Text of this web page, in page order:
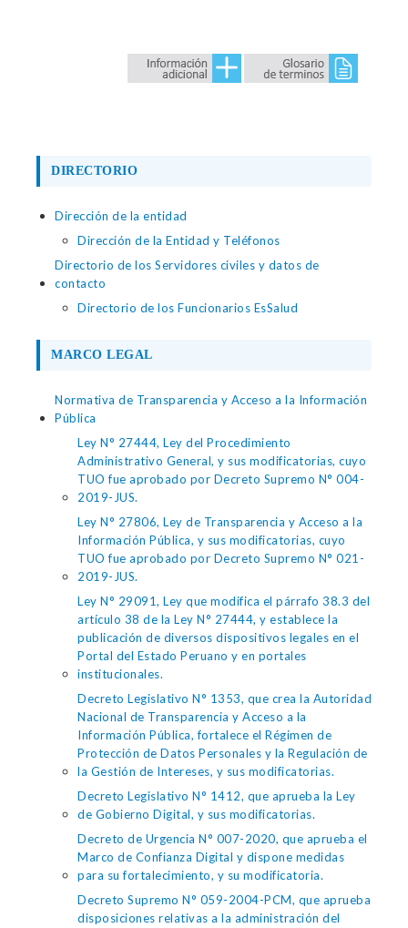
DIRECTORIO
Dirección de la entidad
Dirección de la Entidad y Teléfonos
Directorio de los Servidores civiles y datos de
contacto
Directorio de los Funcionarios EsSalud
MARCO LEGAL
Normativa de Transparencia y Acceso a la Información
Pública
Ley N° 27444, Ley del Procedimiento
Administrativo General, y sus modificatorias, cuyo
TUO fue aprobado por Decreto Supremo N° 004-
2019-JUS.
Ley N° 27806, Ley de Transparencia y Acceso a la
Información Pública, y sus modificatorias, cuyo
TUO fue aprobado por Decreto Supremo N° 021-
2019-JUS.
Ley N° 29091, Ley que modifica el párrafo 38.3 del
artículo 38 de la Ley N° 27444, y establece la
publicación de diversos dispositivos legales en el
Portal del Estado Peruano y en portales
institucionales.
Decreto Legislativo N° 1353, que crea la Autoridad
Nacional de Transparencia y Acceso a la
Información Pública, fortalece el Régimen de
Protección de Datos Personales y la Regulación de
la Gestión de Intereses, y sus modificatorias.
Decreto Legislativo N° 1412, que aprueba la Ley
de Gobierno Digital, y sus modificatorias.
Decreto de Urgencia N° 007-2020, que aprueba el
Marco de Confianza Digital y dispone medidas
para su fortalecimiento, y su modificatoria.
Decreto Supremo N° 059-2004-PCM, que aprueba
disposiciones relativas a la administración del